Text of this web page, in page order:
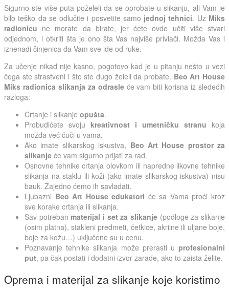
Sigurno ste više puta poželeli da se oprobate u slikanju, ali Vam je
bilo teško da se odlučite i posvetite samo jednoj tehnici. Uz Miks
radionicu ne morate da birate, jer ćete ovde učiti više stvari
odjednom, i otkriti šta je ono šta Vas najviše privlači. Možda Vas i
iznenadi činjenica da Vam sve ide od ruke.
Za učenje nikad nije kasno, pogotovo kad je u pitanju nešto u vezi
čega ste strastveni i što ste dugo želeli da probate. Beo Art House
Miks radionica slikanja za odrasle će vam biti korisna iz sledećih
razloga:
Crtanje i slikanje opušta.
Probudićete svoju kreativnost i umetničku stranu koja
možda već čuči u vama.
Ako imate slikarskog iskustva, Beo Art House prostor za
slikanje će vam sigurno prijati za rad.
Osnovne tehnike crtanja olovkom ili napredne likovne tehnike
slikanja na staklu ili koži (ako imate slikarskog iskustva) nisu
bauk. Zajedno ćemo ih savladati.
Ljubazni Beo Art House edukatori će sa Vama proći kroz
sve korake crtanja ili slikanja.
Sav potreban materijal i set za slikanje (podloge za slikanje
(osim platna), stakleni predmeti, četkice, akrilne ili uljane boje,
boje za kožu…) uključene su u cenu.
Poznavanje tehnike slikanja može prerasti u profesionalni
put, pa čak postati i dodatni izvor zarade, ako to zaista želite.
Oprema i materijal za slikanje koje koristimo